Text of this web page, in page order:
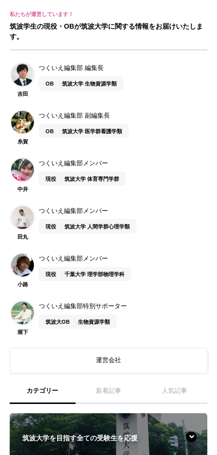
筑波学生の現役・OBが筑波大学に関する情報をお届けいたしま
す。
吉田
つくいえ編集部 編集長
OB 筑波大学 生物資源学類
糸賀
つくいえ編集部 副編集長
OB 筑波大学 医学群看護学類
中井
つくいえ編集部メンバー
現役 筑波大学 体育専門学群
田丸
つくいえ編集部メンバー
現役 筑波大学 人間学群心理学類
小路
つくいえ編集部メンバー
現役 千葉大学 理学部物理学科
堀下
つくいえ編集部特別サポーター
筑波大OB 生物資源学類
運営会社
カテゴリー 新着記事 人気記事
筑波大学を目指す全ての受験生を応援